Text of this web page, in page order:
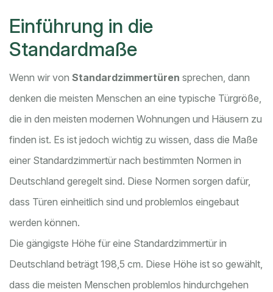
Einführung in die
Standardmaße
Wenn wir von Standardzimmertüren sprechen, dann
denken die meisten Menschen an eine typische Türgröße,
die in den meisten modernen Wohnungen und Häusern zu
finden ist. Es ist jedoch wichtig zu wissen, dass die Maße
einer Standardzimmertür nach bestimmten Normen in
Deutschland geregelt sind. Diese Normen sorgen dafür,
dass Türen einheitlich sind und problemlos eingebaut
werden können.
Die gängigste Höhe für eine Standardzimmertür in
Deutschland beträgt 198,5 cm. Diese Höhe ist so gewählt,
dass die meisten Menschen problemlos hindurchgehen